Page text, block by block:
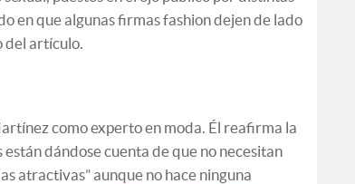
en que algunas firmas fashion dejen de lado
del artículo.
como experto en moda. Él reafirma la
dándose cuenta de que no necesitan
atractivas” aunque no hace ninguna